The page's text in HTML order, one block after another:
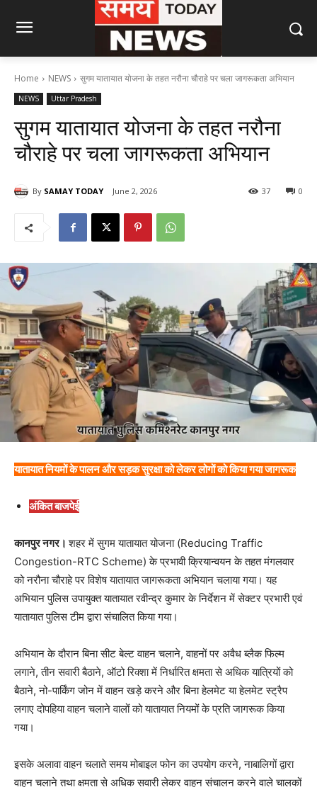
Home NEWS सुगम यातायात योजना के तहत नरौना चौराहे पर चला जागरूकता अभियान
NEWS Uttar Pradesh
सुगम यातायात योजना के तहत नरौना
चौराहे पर चला जागरूकता अभियान
By SAMAY TODAY June 2, 2026 0
37
यातायात नियमों के पालन और सड़क सुरक्षा को लेकर लोगों को किया गया जागरूक
अंकित बाजपेई
कानपुर नगर।शहर में सुगम यातायात योजना (Reducing Traffic
Congestion-RTC Scheme) के प्रभावी क्रियान्वयन के तहत मंगलवार
को नरौना चौराहे पर विशेष यातायात जागरूकता अभियान चलाया गया। यह
अभियान पुलिस उपायुक्त यातायात रवीन्द्र कुमार के निर्देशन में सेक्टर प्रभारी एवं
यातायात पुलिस टीम द्वारा संचालित किया गया।
अभियान के दौरान बिना सीट बेल्ट वाहन चलाने, वाहनों पर अवैध ब्लैक फिल्म
लगाने, तीन सवारी बैठाने, ऑटो रिक्शा में निर्धारित क्षमता से अधिक यात्रियों को
बैठाने, नो-पार्किंग जोन में वाहन खड़े करने और बिना हेलमेट या हेलमेट स्ट्रैप
लगाए दोपहिया वाहन चलाने वालों को यातायात नियमों के प्रति जागरूक किया
गया।
इसके अलावा वाहन चलाते समय मोबाइल फोन का उपयोग करने, नाबालिगों द्वारा
वाहन चलाने तथा क्षमता से अधिक सवारी लेकर वाहन संचालन करने वाले चालकों